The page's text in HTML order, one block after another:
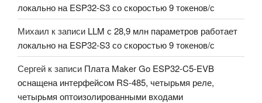
локально на ESP32-S3 со скоростью 9 токенов/с
Михаил к записи LLM с 28,9 млн параметров работает
локально на ESP32-S3 со скоростью 9 токенов/с
Сергей к записи Плата Maker Go ESP32-C5-EVB
оснащена интерфейсом RS-485, четырьмя реле,
четырьмя оптоизолированными входами